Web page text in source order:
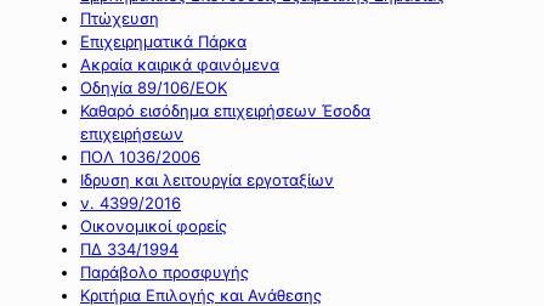
Πτώχευση
Επιχειρηματικά Πάρκα
Ακραία καιρικά φαινόμενα
Οδηγία 89/106/ΕΟΚ
Καθαρό εισόδημα επιχειρήσεων Έσοδα
επιχειρήσεων
ΠΟΛ 1036/2006
Ιδρυση και λειτουργία εργοταξίων
ν. 4399/2016
Οικονομικοί φορείς
ΠΔ 334/1994
Παράβολο προσφυγής
Κριτήρια Επιλογής και Ανάθεσης